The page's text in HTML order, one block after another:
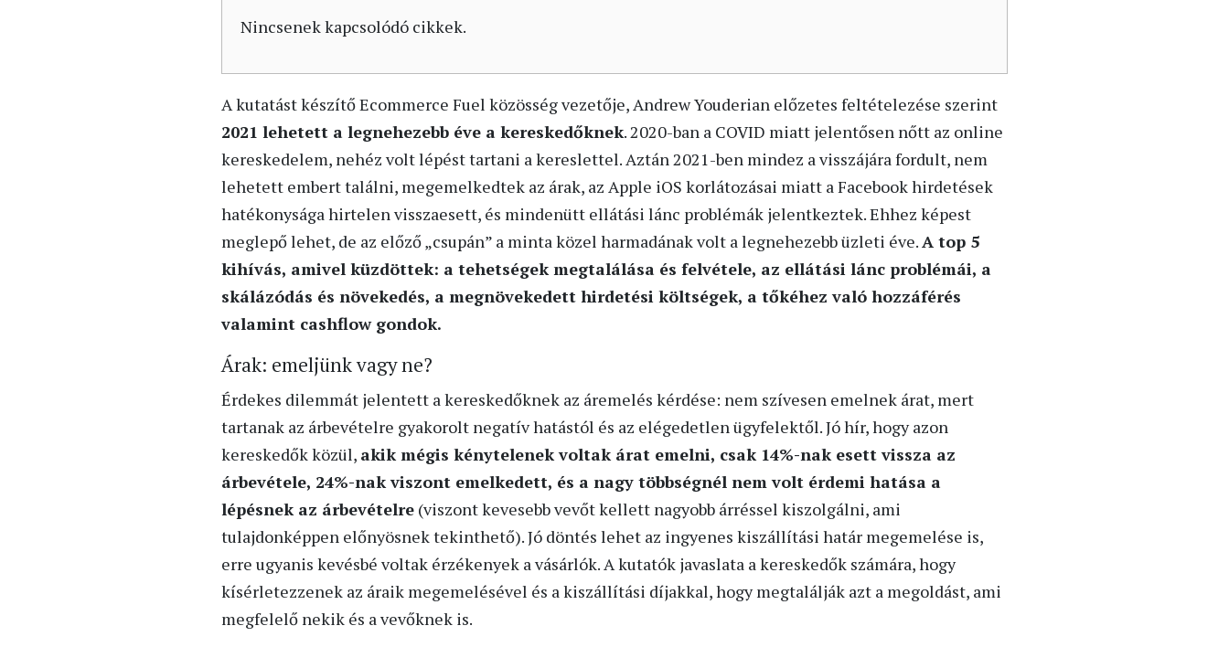
Nincsenek kapcsolódó cikkek.
A kutatást készítő Ecommerce Fuel közösség vezetője, Andrew Youderian előzetes feltételezése szerint
2021 lehetett a legnehezebb éve a kereskedőknek. 2020-ban a COVID miatt jelentősen nőtt az online
kereskedelem, nehéz volt lépést tartani a kereslettel. Aztán 2021-ben mindez a visszájára fordult, nem
lehetett embert találni, megemelkedtek az árak, az Apple iOS korlátozásai miatt a Facebook hirdetések
hatékonysága hirtelen visszaesett, és mindenütt ellátási lánc problémák jelentkeztek. Ehhez képest
meglepő lehet, de az előző „csupán” a minta közel harmadának volt a legnehezebb üzleti éve.A top 5
kihívás, amivel küzdöttek: a tehetségek megtalálása és felvétele, az ellátási lánc problémái, a
skálázódás és növekedés, a megnövekedett hirdetési költségek, a tőkéhez való hozzáférés
valamint cashflow gondok.
Árak: emeljünk vagy ne?
Érdekes dilemmát jelentett a kereskedőknek az áremelés kérdése: nem szívesen emelnek árat, mert
tartanak az árbevételre gyakorolt negatív hatástól és az elégedetlen ügyfelektől. Jó hír, hogy azon
kereskedők közül, akik mégis kénytelenek voltak árat emelni, csak 14%-nak esett vissza az
árbevétele, 24%-nak viszont emelkedett, és a nagy többségnél nem volt érdemi hatása a
lépésnek az árbevételre (viszont kevesebb vevőt kellett nagyobb árréssel kiszolgálni, ami
tulajdonképpen előnyösnek tekinthető). Jó döntés lehet az ingyenes kiszállítási határ megemelése is,
erre ugyanis kevésbé voltak érzékenyek a vásárlók. A kutatók javaslata a kereskedők számára, hogy
kísérletezzenek az áraik megemelésével és a kiszállítási díjakkal, hogy megtalálják azt a megoldást, ami
megfelelő nekik és a vevőknek is.